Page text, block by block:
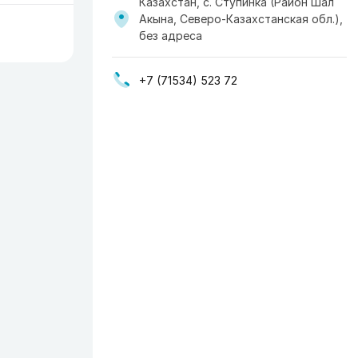
Акына, Северо-Казахстанская обл.),
без адреса
+7 (71534) 523 72